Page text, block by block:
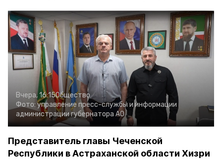
Вчера, 16:15Общество
Фото: управление пресс-службы и информации
администрации губернатора АО
Представитель главы Чеченской
Республики в Астраханской области Хизри